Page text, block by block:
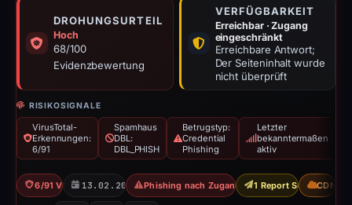
DROHUNGSURTEIL
Hoch
68/100
Evidenzbewertung
VERFÜGBARKEIT
Erreichbar · Zugang
eingeschränkt
Erreichbare Antwort;
Der Seiteninhalt wurde
nicht überprüft
RISIKOSIGNALE
VirusTotal-
Erkennungen:
6/91
Spamhaus
DBL:
DBL_PHISH
Betrugstyp:
Credential
Phishing
Letzter
bekanntermaßen
aktiv
6/91 VT 13.02.2026 Phishing nach Zugangsdaten1 Report Sent CDN